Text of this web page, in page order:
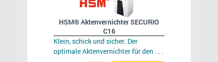
HSM® Aktenvernichter SECURIO
C16
Klein, schick und sicher. Der
optimale Aktenvernichter für den . . .